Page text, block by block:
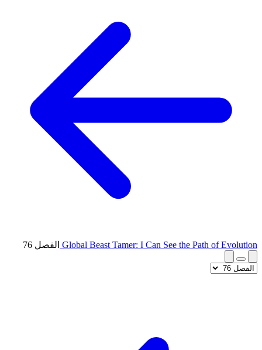
Global Beast Tamer: I Can See the Path of Evolution الفصل 76